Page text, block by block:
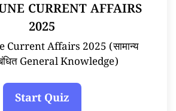
CURRENT AFFAIRS
2025
Current Affairs 2025 (सामान्य
General Knowledge)